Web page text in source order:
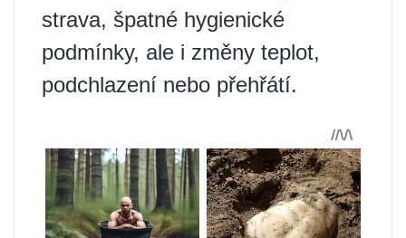
strava, špatné hygienické
podmínky, ale i změny teplot,
podchlazení nebo přehřátí.